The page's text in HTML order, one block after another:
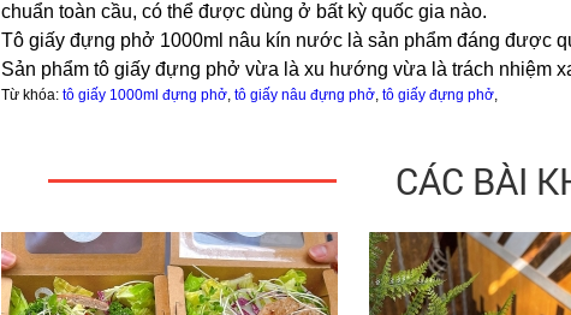
chuẩn toàn cầu, có thể được dùng ở bất kỳ quốc gia nào.
Tô giấy đựng phở 1000ml nâu kín nước là sản phẩm đáng được
Sản phẩm tô giấy đựng phở vừa là xu hướng vừa là trách nhiệm
Từ khóa: tô giấy 1000ml đựng phở, tô giấy nâu đựng phở, tô giấy đựng phở,
CÁC BÀI